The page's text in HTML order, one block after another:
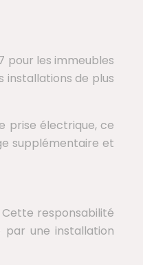
pour les immeubles
installations de plus
prise électrique, ce
supplémentaire et
Cette responsabilité
par une installation